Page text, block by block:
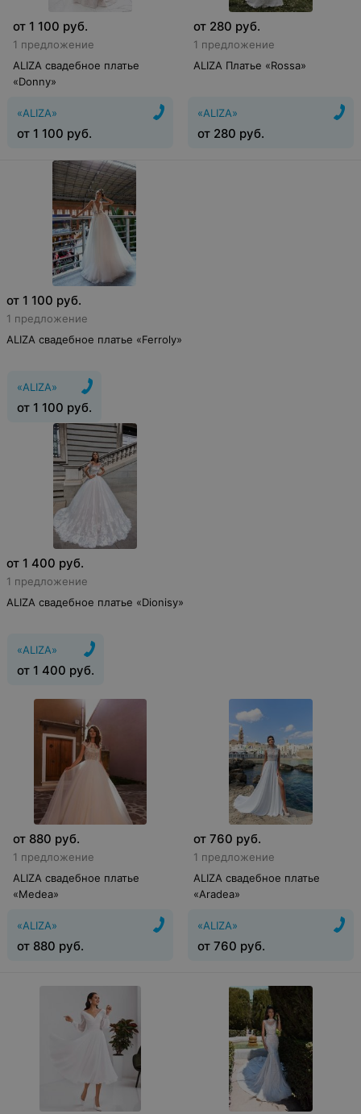
от 1 100 руб.
1 предложение
ALIZA свадебное платье
«Donny»
«ALIZA»
от 1 100 руб.
от 280 руб.
1 предложение
ALIZA Платье «Rossa»
«ALIZA»
от 280 руб.
от 1 100 руб.
1 предложение
ALIZA свадебное платье «Ferroly»
«ALIZA»
от 1 100 руб.
от 1 400 руб.
1 предложение
ALIZA свадебное платье «Dionisy»
«ALIZA»
от 1 400 руб.
от 880 руб.
1 предложение
ALIZA свадебное платье
«Medea»
«ALIZA»
от 880 руб.
от 760 руб.
1 предложение
ALIZA свадебное платье
«Aradea»
«ALIZA»
от 760 руб.